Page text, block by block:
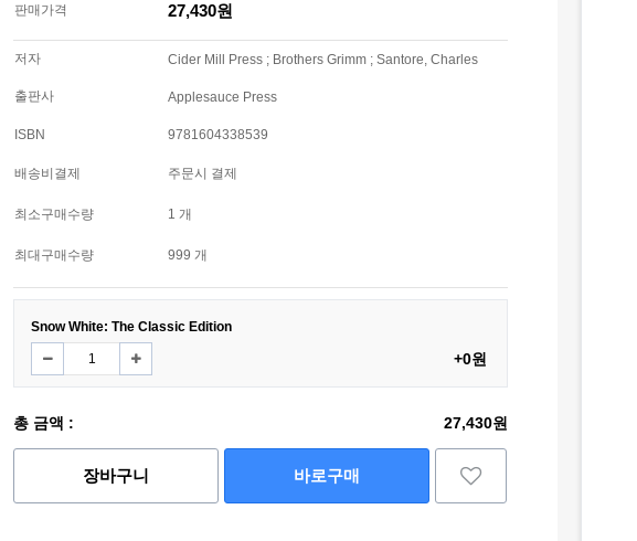
판매가격 27,430원
저자 Cider Mill Press ; Brothers Grimm ; Santore, Charles
출판사 Applesauce Press
ISBN 9781604338539
배송비결제 주문시 결제
최소구매수량 1 개
최대구매수량 999 개
Snow White: The Classic Edition
+0원
총 금액 : 27,430원
장바구니 바로구매